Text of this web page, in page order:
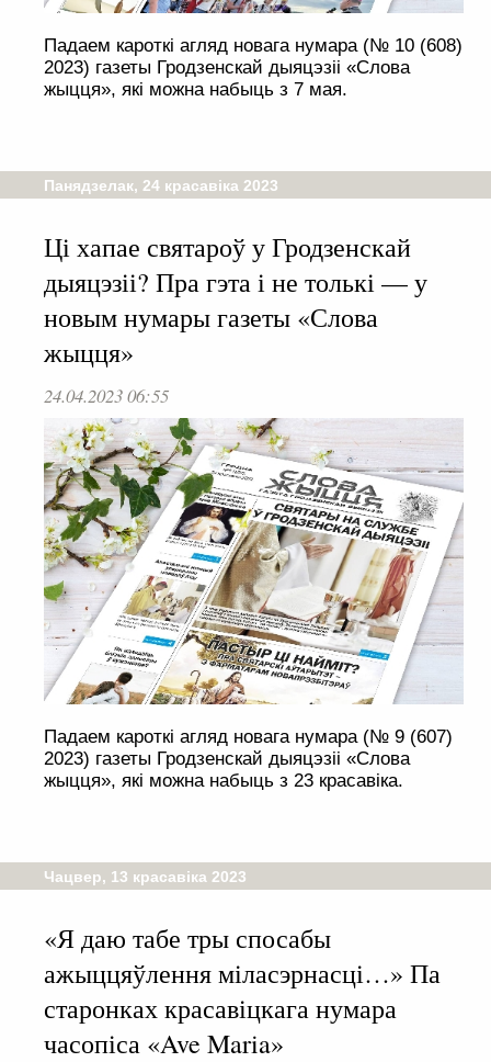
Падаем кароткі агляд новага нумара (№ 10 (608)
2023) газеты Гродзенскай дыяцэзіі «Слова
жыцця», які можна набыць з 7 мая.
Панядзелак, 24 красавіка 2023
Ці хапае святароў у Гродзенскай
дыяцэзіі? Пра гэта і не толькі — у
новым нумары газеты «Слова
жыцця»
24.04.2023 06:55
Падаем кароткі агляд новага нумара (№ 9 (607)
2023) газеты Гродзенскай дыяцэзіі «Слова
жыцця», які можна набыць з 23 красавіка.
Чацвер, 13 красавіка 2023
«Я даю табе тры спосабы
ажыццяўлення міласэрнасці…» Па
старонках красавіцкага нумара
часопіса «Ave Maria»